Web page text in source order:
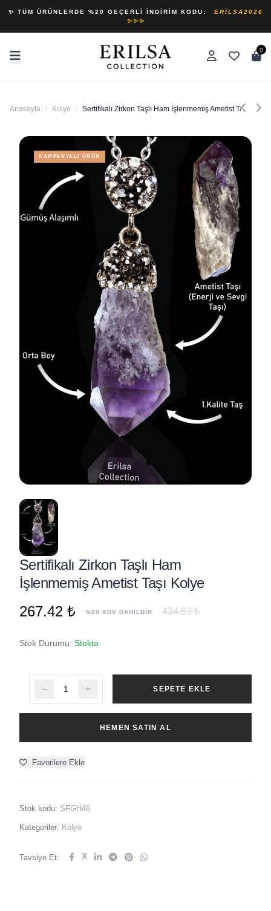
✨ TÜM ÜRÜNLERDE %20 GEÇERLI İNDIRIM KODU:
ERILSA2026
✨✨✨
0
Anasayfa / Kolye / Sertifikalı Zirkon Taşlı Ham İşlenmemiş Ametist Taşı Kolye
KAMPANYALI ÜRÜN
Sertifikalı Zirkon Taşlı Ham
İşlenmemiş Ametist Taşı Kolye
267.42 ₺
%20 KDV DAHİLDİR 434.83 ₺
Stok Durumu: Stokta
SEPETE EKLE
HEMEN SATIN AL
Favorilere Ekle
Stok kodu: SFGH46
Kategoriler: Kolye
Tavsiye Et: X